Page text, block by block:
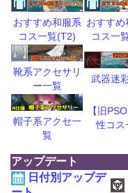
おすすめ和服系
コス一覧(T2)
おすすめ
コス一
靴系アクセサリ
ー一覧
武器迷
帽子系アクセ一
覧
【旧
性コス
アップデート
日付別アップデ